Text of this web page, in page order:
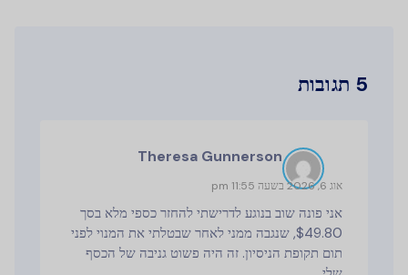
5 תגובות
Theresa Gunnerson
אוג 6, 2026 בשעה 11:55 pm
אני פונה שוב בנוגע לדרישתי להחזר כספי מלא בסך
$49.80, שנגבה ממני לאחר שבטלתי את המנוי לפני
תום תקופת הניסיון. זה היה פשוט גניבה של הכסף